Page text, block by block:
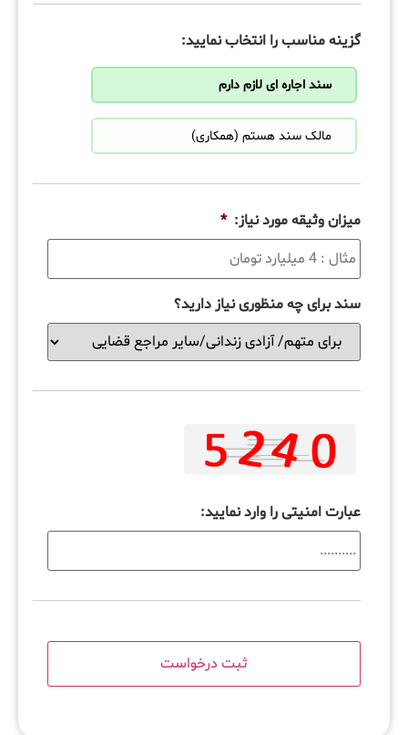
گزینه مناسب را انتخاب نمایید:
سند اجاره ای لازم دارم
مالک سند هستم (همکاری)
میزان وثیقه مورد نیاز: *
سند برای چه منظوری نیاز دارید؟
عبارت امنیتی را وارد نمایید: